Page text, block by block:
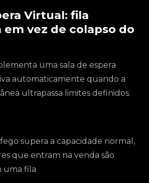
Virtual: fila
em vez de colapso do
uma sala de espera
automaticamente quando a
ultrapassa limites definidos.
supera a capacidade normal,
que entram na venda são
uma fila